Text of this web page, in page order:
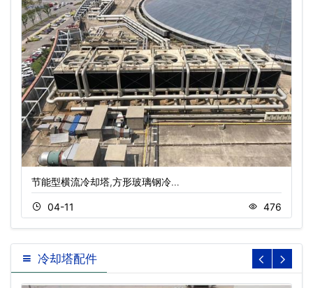
节能型横流冷却塔,方形玻璃钢冷…
04-11 476
冷却塔配件